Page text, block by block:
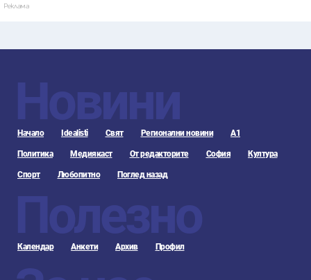
Реклама
Новини
Начало Idealisti Свят Регионални новини А1
Политика Медиякаст От редакторите София Култура
Спорт Любопитно Поглед назад
Полезно
Календар Анкети Архив Профил